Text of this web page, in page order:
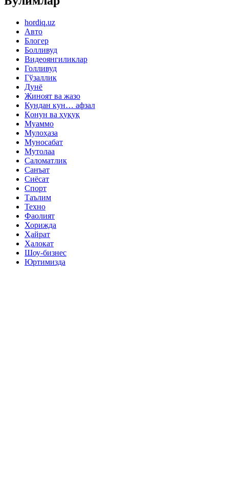
hordiq.uz
Авто
Блогер
Болливуд
Видеоянгиликлар
Голливуд
Гўзаллик
Дунё
Жиноят ва жазо
Кундан кун… афзал
Қонун ва ҳуқуқ
Муаммо
Мулоҳаза
Муносабат
Мутолаа
Саломатлик
Санъат
Сиёсат
Спорт
Таълим
Техно
Фаолият
Хорижда
Ҳайрат
Ҳалокат
Шоу-бизнес
Юртимизда